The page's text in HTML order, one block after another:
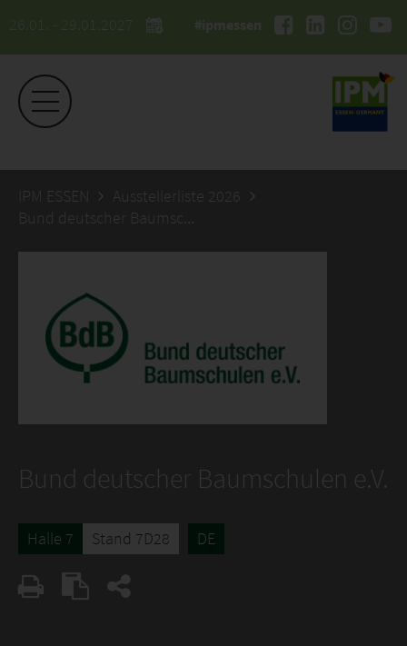
26.01. - 29.01.2027 #ipmessen
IPM ESSEN
Ausstellerliste 2026
Bund deutscher Baumschulen e.V.
Bund deutscher Baumschulen e.V.
Halle 7 Stand 7D28 DE